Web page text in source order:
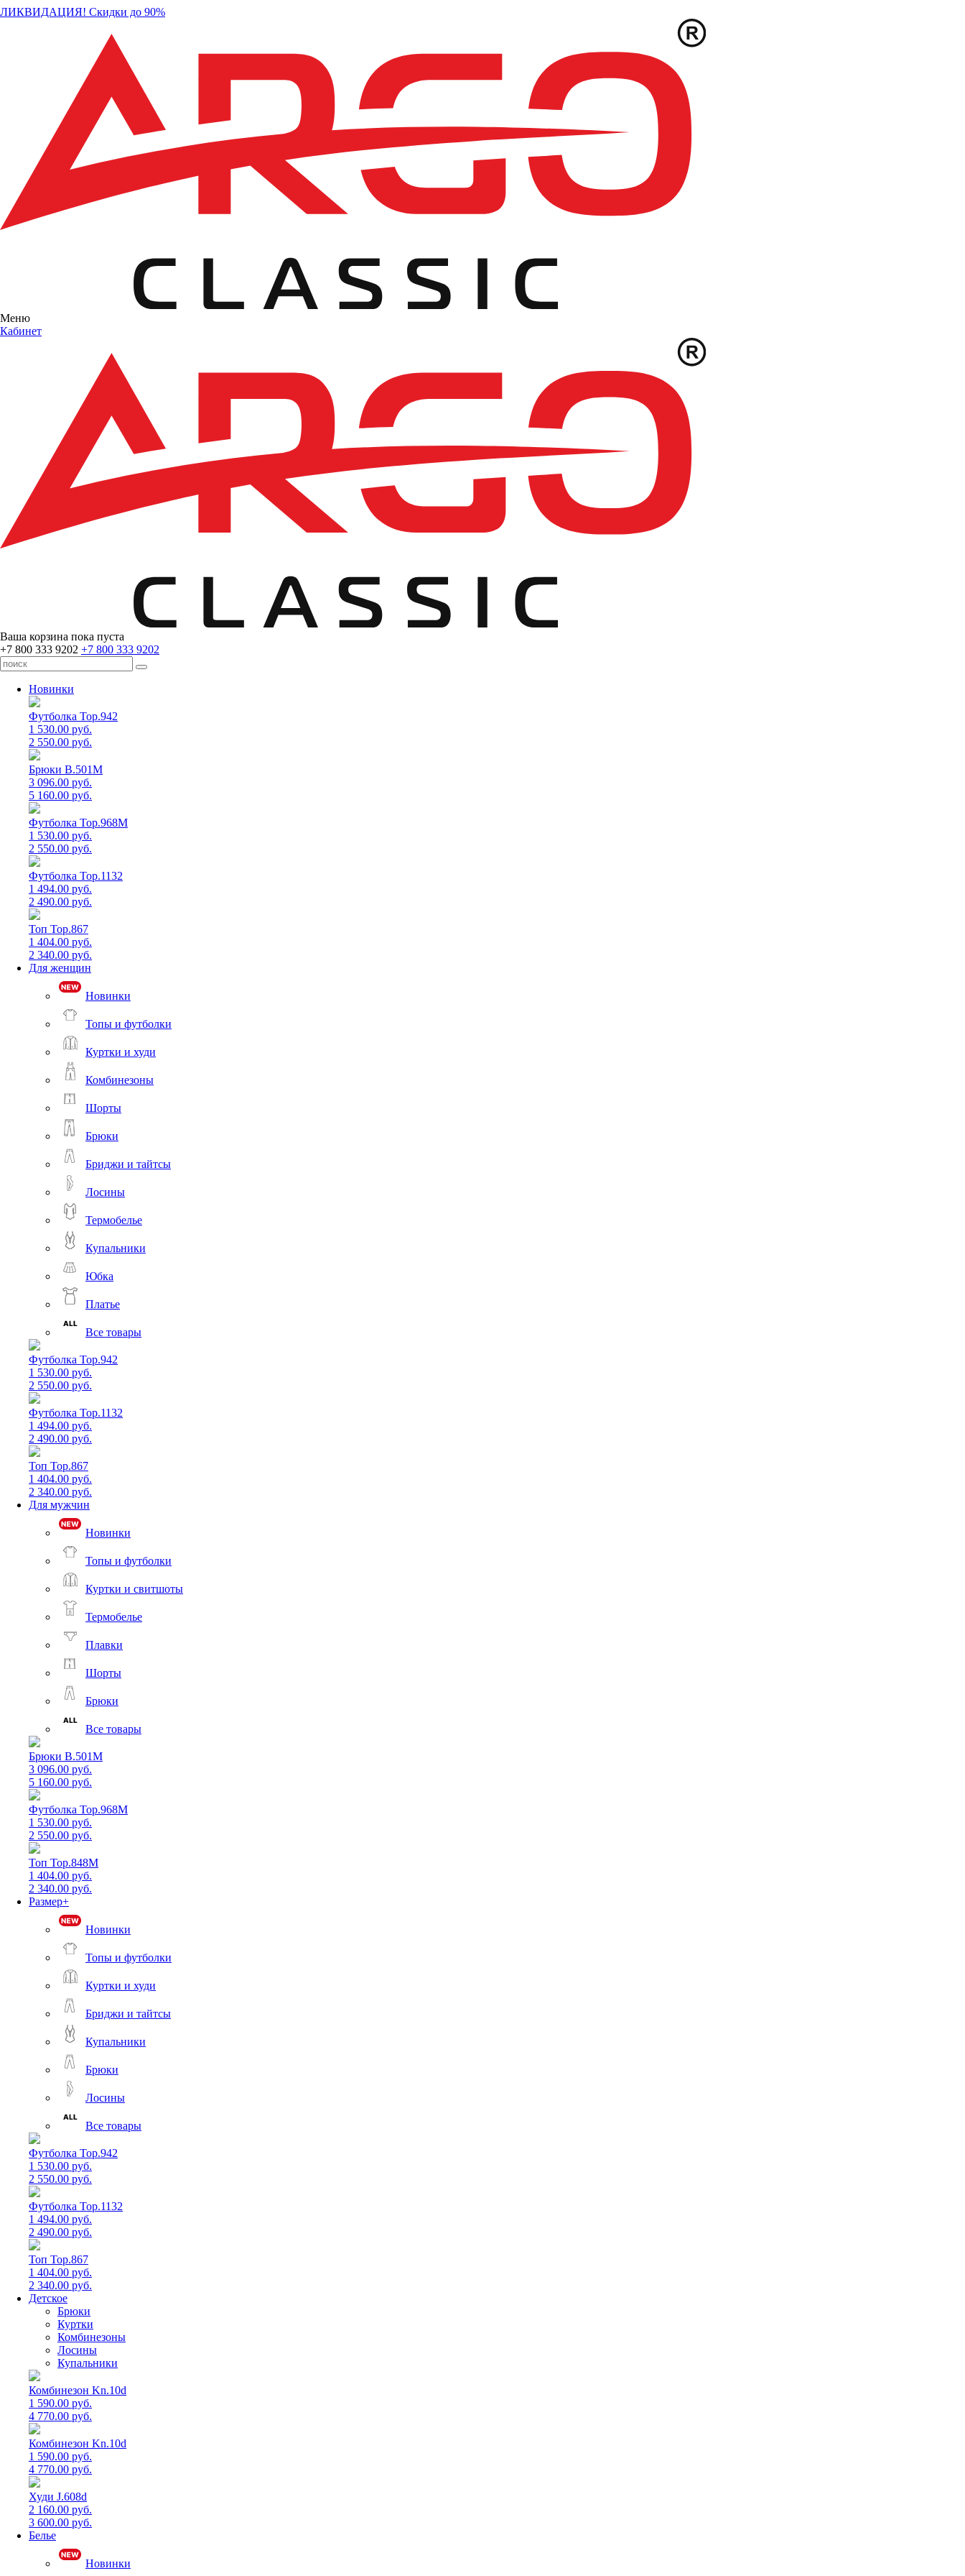
ЛИКВИДАЦИЯ! Скидки до 90%
Меню
Кабинет
Ваша корзина пока пуста
+7 800 333 9202 +7 800 333 9202
Новинки
Футболка Top.942
1 530.00 руб.
2 550.00 руб.
Брюки B.501M
3 096.00 руб.
5 160.00 руб.
Футболка Top.968M
1 530.00 руб.
2 550.00 руб.
Футболка Top.1132
1 494.00 руб.
2 490.00 руб.
Топ Top.867
1 404.00 руб.
2 340.00 руб.
Для женщин
Новинки
Топы и футболки
Куртки и худи
Комбинезоны
Шорты
Брюки
Бриджи и тайтсы
Лосины
Термобелье
Купальники
Юбка
Платье
Все товары
Футболка Top.942
1 530.00 руб.
2 550.00 руб.
Футболка Top.1132
1 494.00 руб.
2 490.00 руб.
Топ Top.867
1 404.00 руб.
2 340.00 руб.
Для мужчин
Новинки
Топы и футболки
Куртки и свитшоты
Термобелье
Плавки
Шорты
Брюки
Все товары
Брюки B.501M
3 096.00 руб.
5 160.00 руб.
Футболка Top.968M
1 530.00 руб.
2 550.00 руб.
Топ Top.848M
1 404.00 руб.
2 340.00 руб.
Размер+
Новинки
Топы и футболки
Куртки и худи
Бриджи и тайтсы
Купальники
Брюки
Лосины
Все товары
Футболка Top.942
1 530.00 руб.
2 550.00 руб.
Футболка Top.1132
1 494.00 руб.
2 490.00 руб.
Топ Top.867
1 404.00 руб.
2 340.00 руб.
Детское
Брюки
Куртки
Комбинезоны
Лосины
Купальники
Комбинезон Kn.10d
1 590.00 руб.
4 770.00 руб.
Комбинезон Kn.10d
1 590.00 руб.
4 770.00 руб.
Худи J.608d
2 160.00 руб.
3 600.00 руб.
Белье
Новинки